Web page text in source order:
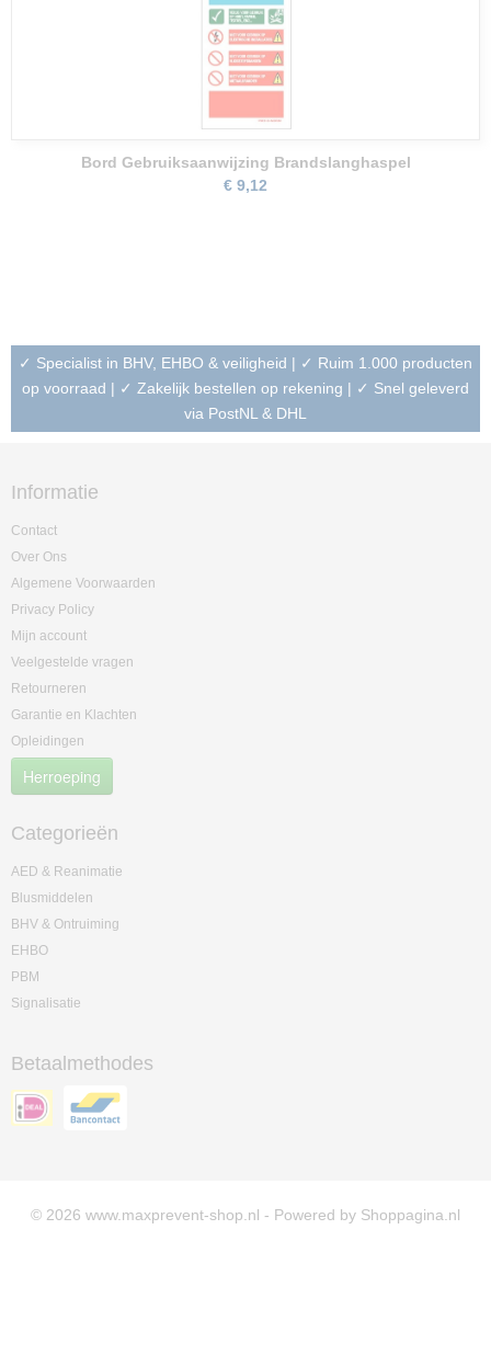
Bord Gebruiksaanwijzing Brandslanghaspel
€ 9,12
✓ Specialist in BHV, EHBO & veiligheid | ✓ Ruim 1.000 producten
op voorraad | ✓ Zakelijk bestellen op rekening | ✓ Snel geleverd
via PostNL & DHL
Informatie
Contact
Over Ons
Algemene Voorwaarden
Privacy Policy
Mijn account
Veelgestelde vragen
Retourneren
Garantie en Klachten
Opleidingen
Herroeping
Categorieën
AED & Reanimatie
Blusmiddelen
BHV & Ontruiming
EHBO
PBM
Signalisatie
Betaalmethodes
© 2026 www.maxprevent-shop.nl - Powered by Shoppagina.nl